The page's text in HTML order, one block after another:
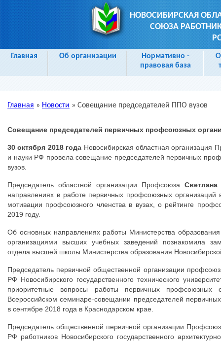
НОВОСИБИРСКАЯ
СОЮЗА
Главная Об организации
Нормативно -
правовая база
Главная » Новости » Совещание председателей ППО вузов
Совещание председателей первичных профсоюзных
30 октября 2018 года Новосибирская областная организация
и науки РФ провела совещание председателей первичных
вузов.
Председатель областной организации Профсоюза
направлениях в работе первичных профсоюзных
мотивации профсоюзного членства в вузах, о рейтинге
2019 году.
Об основных направлениях работы Министерства
организациями высших учебных заведений познакомила
отдела высшей школы Министерства образования
Председатель первичной общественной организации
РФ Новосибирского государственного технического
приоритетные вопросы работы первичных профсоюзных
Всероссийском семинаре-совещании председателей
в сентябре 2018 года в Краснодарском крае.
Председатель общественной первичной организации
РФ работников Новосибирского государственного